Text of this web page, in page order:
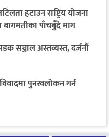
हटाउन राष्ट्रिय योजना
पाँचबुँदे माग
सञ्जाल अस्तव्यस्त, दर्जनौँ
पुनरवलोकन गर्न